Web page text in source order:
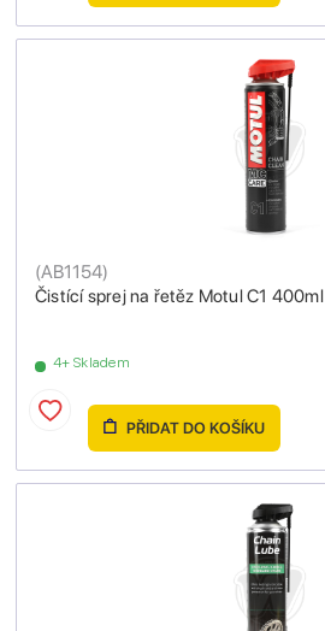
Čistící sprej na řetěz Motul C1 400ml
(AB1154)
4+ Skladem
PŘIDAT DO KOŠÍKU